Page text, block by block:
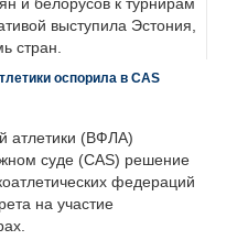
и белорусов к турнирам
выступила Эстония,
стран.
оспорила в CAS
атлетики (ВФЛА)
суде (CAS) решение
федераций
на участие